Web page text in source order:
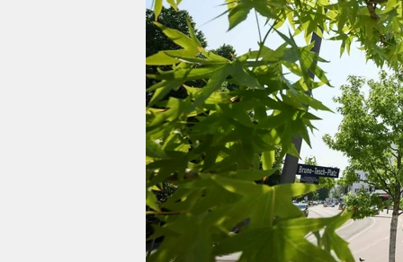
verlag
veranstaltungen
shop
fragen & hilfe
unterstützen
abo
genossenschaft